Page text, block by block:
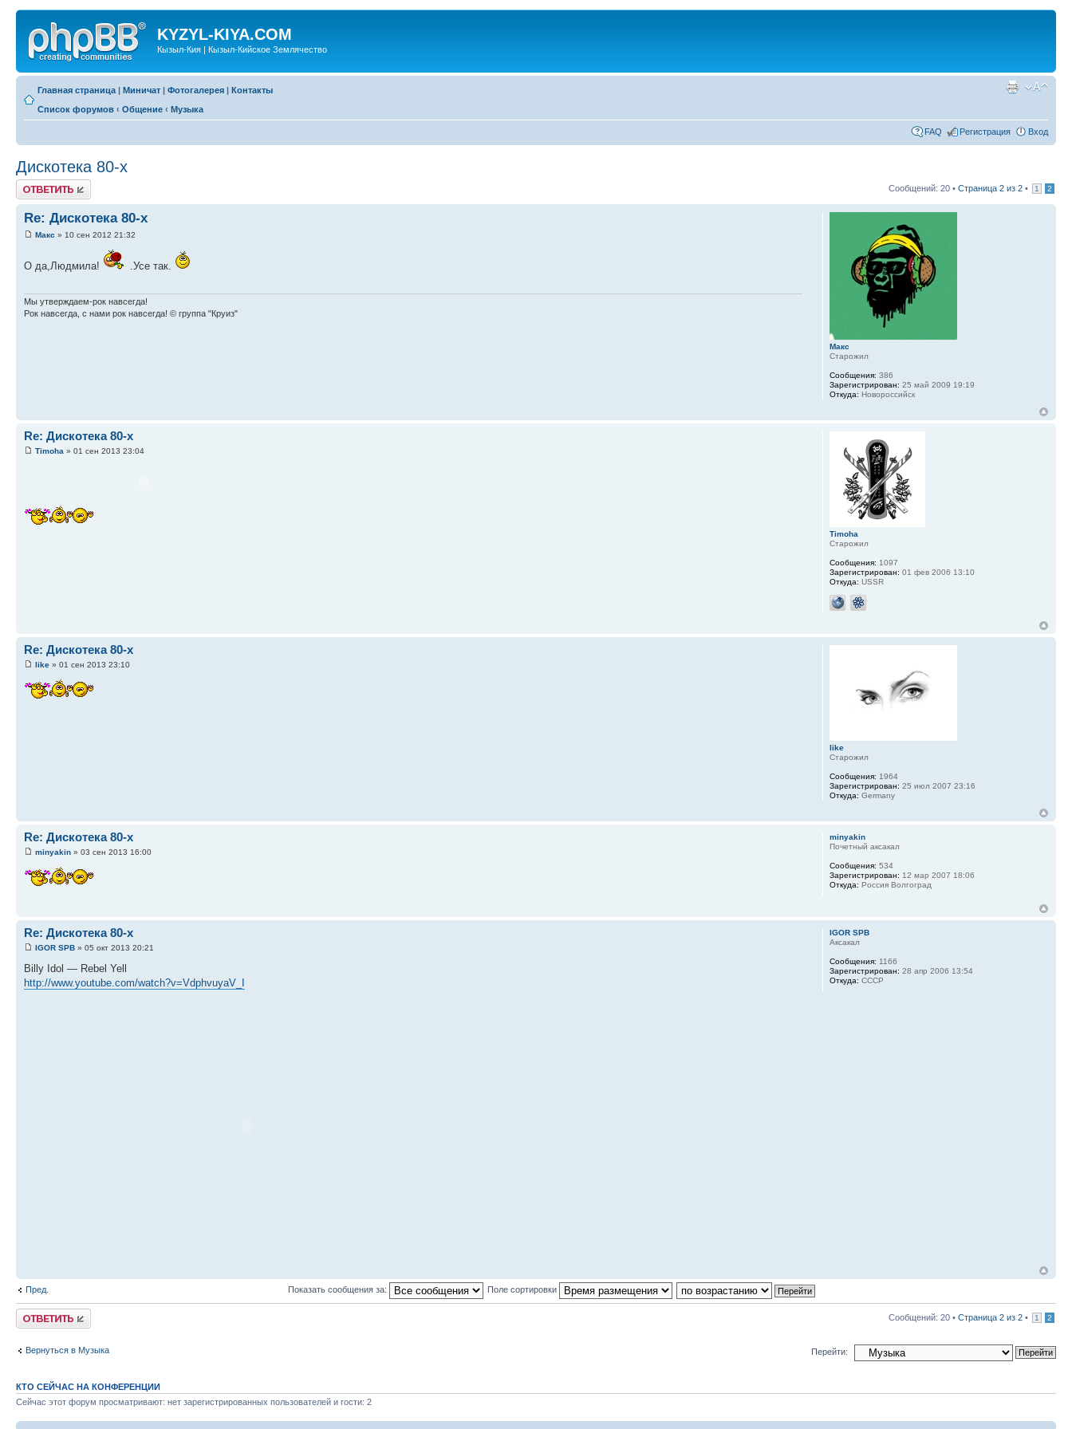
KYZYL-KIYA.COM
Кызыл-Кия | Кызыл-Кийское Землячество
Главная страница | Миничат | Фотогалерея | Контакты
Список форумов ‹ Общение ‹ Музыка
FAQ Регистрация Вход
Дискотека 80-х
Ответить Сообщений: 20 • Страница 2 из 2 • 1 2
Re: Дискотека 80-х
Макс » 10 сен 2012 21:32
О да,Людмила! .Усе так.
Мы утверждаем-рок навсегда!
Рок навсегда, с нами рок навсегда! © группа "Круиз"
Макс
Старожил
Сообщения: 386
Зарегистрирован: 25 май 2009 19:19
Откуда: Новороссийск
Re: Дискотека 80-х
Timoha » 01 сен 2013 23:04
Timoha
Старожил
Сообщения: 1097
Зарегистрирован: 01 фев 2006 13:10
Откуда: USSR
Re: Дискотека 80-х
like » 01 сен 2013 23:10
like
Старожил
Сообщения: 1964
Зарегистрирован: 25 июл 2007 23:16
Откуда: Germany
Re: Дискотека 80-х
minyakin » 03 сен 2013 16:00
minyakin
Почетный аксакал
Сообщения: 534
Зарегистрирован: 12 мар 2007 18:06
Откуда: Россия Волгоград
Re: Дискотека 80-х
IGOR SPB » 05 окт 2013 20:21
Billy Idol — Rebel Yell
http://www.youtube.com/watch?v=VdphvuyaV_I
IGOR SPB
Аксакал
Сообщения: 1166
Зарегистрирован: 28 апр 2006 13:54
Откуда: СССР
Пред. Показать сообщения за: Поле сортировки
Ответить Сообщений: 20 • Страница 2 из 2 • 1 2
Вернуться в Музыка Перейти:
КТО СЕЙЧАС НА КОНФЕРЕНЦИИ
Сейчас этот форум просматривают: нет зарегистрированных пользователей и гости: 2